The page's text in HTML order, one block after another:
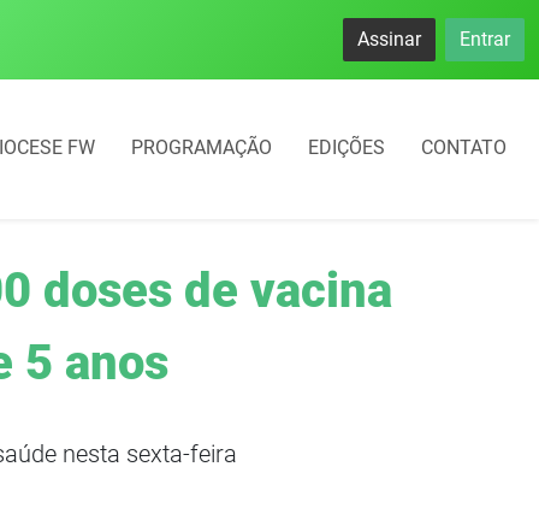
Assinar Entrar
FW PROGRAMAÇÃO EDIÇÕES CONTATO
doses de vacina
5 anos
nesta sexta-feira